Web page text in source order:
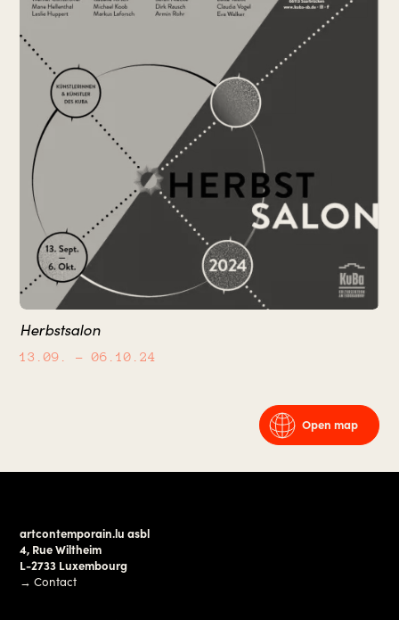
Herbstsalon
13.09. – 06.10.24
Open map
artcontemporain.lu asbl
4, Rue Wiltheim
L-2733 Luxembourg
→Contact